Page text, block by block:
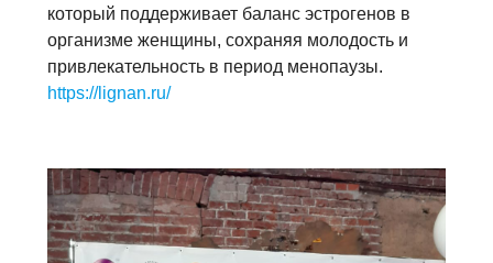
который поддерживает баланс эстрогенов в
организме женщины, сохраняя молодость и
привлекательность в период менопаузы.
https://lignan.ru/